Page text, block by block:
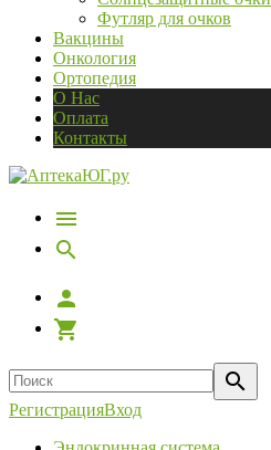
Футляр для очков
Вакцины
Онкология
Ортопедия
О Нас
Оплата
Контакты
РегистрацияВход